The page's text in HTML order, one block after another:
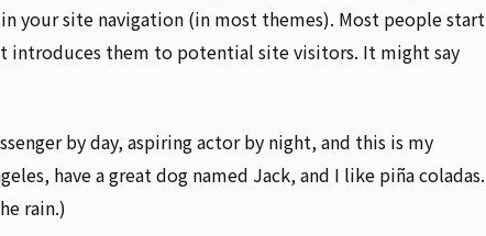
your site navigation (in most themes). Most people start
introduces them to potential site visitors. It might say
by day, aspiring actor by night, and this is my
have a great dog named Jack, and I like piña coladas.
rain.)